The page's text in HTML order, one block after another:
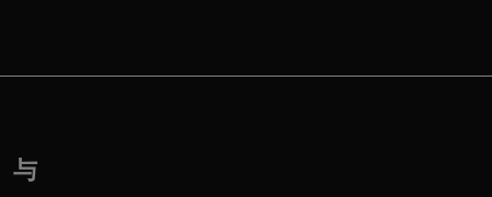
与